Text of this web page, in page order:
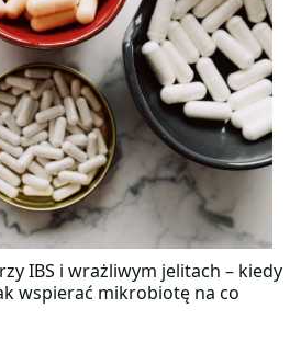
IBS i wrażliwym jelitach – kiedy
wspierać mikrobiotę na co